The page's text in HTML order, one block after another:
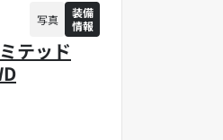
テッド
写真
装備
情報